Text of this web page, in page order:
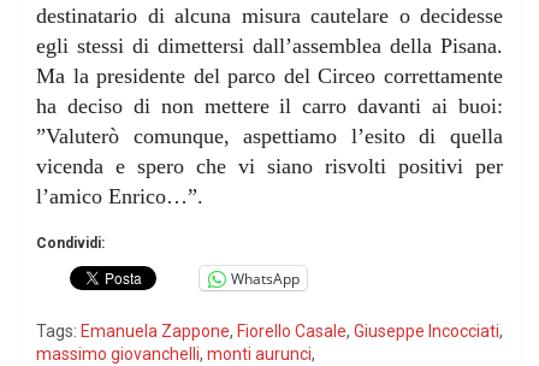
destinatario di alcuna misura cautelare o decidesse
egli stessi di dimettersi dall’assemblea della Pisana.
Ma la presidente del parco del Circeo correttamente
ha deciso di non mettere il carro davanti ai buoi:
”Valuterò comunque, aspettiamo l’esito di quella
vicenda e spero che vi siano risvolti positivi per
l’amico Enrico…”.
Condividi:
WhatsApp
Tags: Emanuela Zappone, Fiorello Casale, Giuseppe Incocciati,
massimo giovanchelli, monti aurunci,